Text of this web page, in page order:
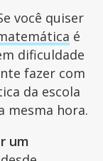
você quiser
é
dificuldade
fazer com
da escola
mesma hora.
um